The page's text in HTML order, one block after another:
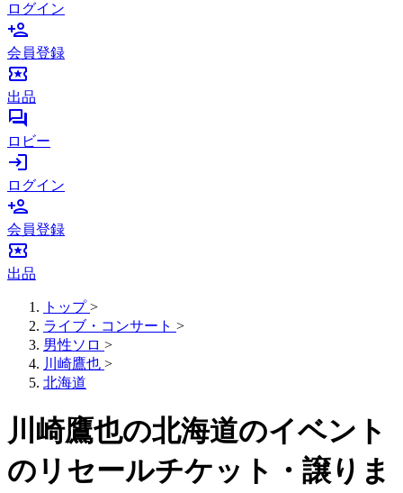
ログイン
person_add
会員登録
local_activity
出品
forum
ロビー
login
ログイン
person_add
会員登録
local_activity
出品
トップ >
ライブ・コンサート >
男性ソロ >
川崎鷹也 >
北海道
川崎鷹也の北海道のイベント
のリセールチケット・譲りま